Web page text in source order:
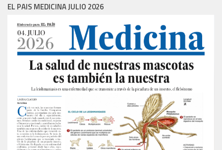
EL PAIS MEDICINA JULIO 2026